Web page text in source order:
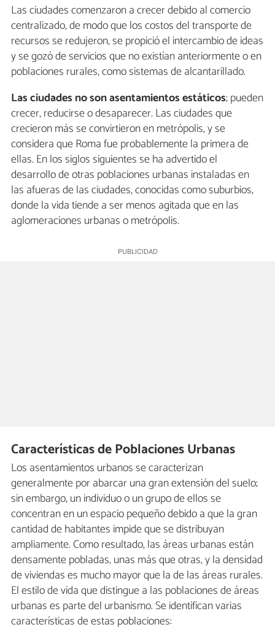
Las ciudades comenzaron a crecer debido al comercio
centralizado, de modo que los costos del transporte de
recursos se redujeron, se propició el intercambio de ideas
y se gozó de servicios que no existían anteriormente o en
poblaciones rurales, como sistemas de alcantarillado.
Las ciudades no son asentamientos estáticos; pueden
crecer, reducirse o desaparecer. Las ciudades que
crecieron más se convirtieron en metrópolis, y se
considera que Roma fue probablemente la primera de
ellas. En los siglos siguientes se ha advertido el
desarrollo de otras poblaciones urbanas instaladas en
las afueras de las ciudades, conocidas como suburbios,
donde la vida tiende a ser menos agitada que en las
aglomeraciones urbanas o metrópolis.
Características de Poblaciones Urbanas
Los asentamientos urbanos se caracterizan
generalmente por abarcar una gran extensión del suelo;
sin embargo, un individuo o un grupo de ellos se
concentran en un espacio pequeño debido a que la gran
cantidad de habitantes impide que se distribuyan
ampliamente. Como resultado, las áreas urbanas están
densamente pobladas, unas más que otras, y la densidad
de viviendas es mucho mayor que la de las áreas rurales.
El estilo de vida que distingue a las poblaciones de áreas
urbanas es parte del urbanismo. Se identifican varias
características de estas poblaciones: